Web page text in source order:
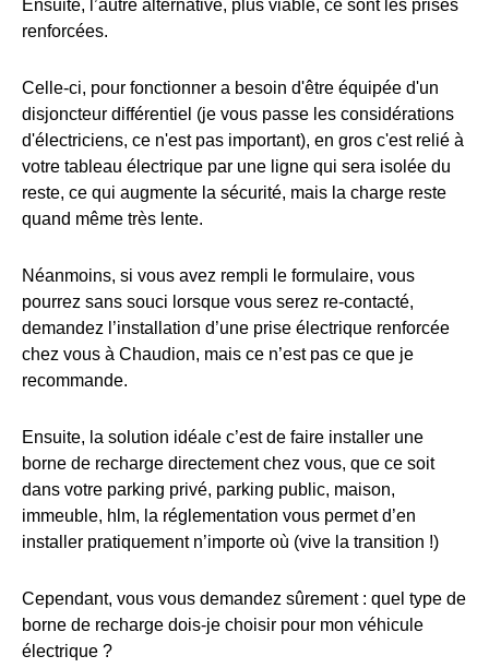
Ensuite, l’autre alternative, plus viable, ce sont les prises
renforcées.
Celle-ci, pour fonctionner a besoin d'être équipée d'un
disjoncteur différentiel (je vous passe les considérations
d'électriciens, ce n'est pas important), en gros c'est relié à
votre tableau électrique par une ligne qui sera isolée du
reste, ce qui augmente la sécurité, mais la charge reste
quand même très lente.
Néanmoins, si vous avez rempli le formulaire, vous
pourrez sans souci lorsque vous serez re-contacté,
demandez l’installation d’une prise électrique renforcée
chez vous à Chaudion, mais ce n’est pas ce que je
recommande.
Ensuite, la solution idéale c’est de faire installer une
borne de recharge directement chez vous, que ce soit
dans votre parking privé, parking public, maison,
immeuble, hlm, la réglementation vous permet d’en
installer pratiquement n’importe où (vive la transition !)
Cependant, vous vous demandez sûrement : quel type de
borne de recharge dois-je choisir pour mon véhicule
électrique ?